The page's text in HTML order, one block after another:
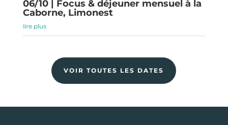
06/10 | Focus & déjeuner mensuel à la
Caborne, Limonest
lire plus
VOIR TOUTES LES DATES